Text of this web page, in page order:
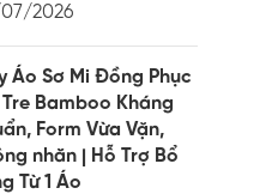
2026
Áo Sơ Mi Đồng Phục
Bamboo Kháng
Form Vừa Vặn,
nhăn | Hỗ Trợ Bổ
Từ 1 Áo